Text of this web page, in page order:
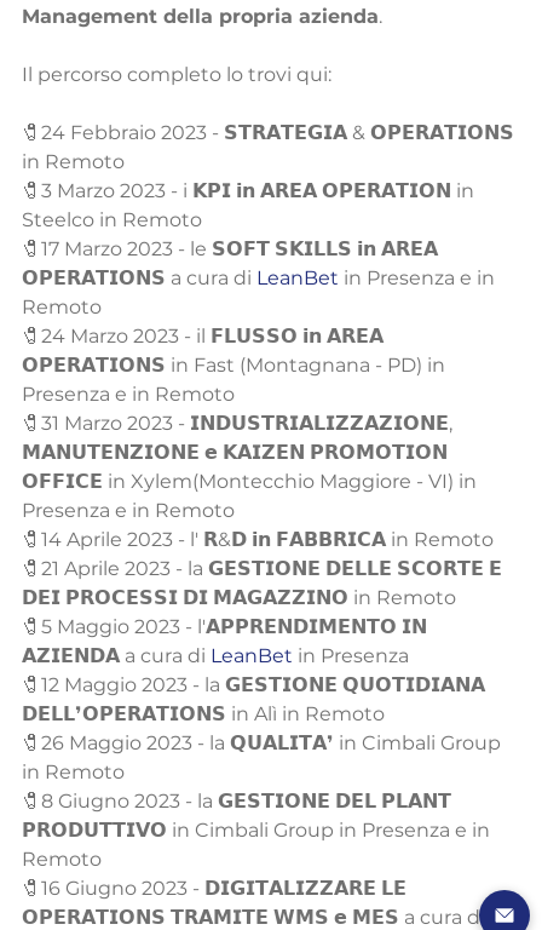
Management della propria azienda.
Il percorso completo lo trovi qui:
🧷24 Febbraio 2023 - 𝗦𝗧𝗥𝗔𝗧𝗘𝗚𝗜𝗔 & 𝗢𝗣𝗘𝗥𝗔𝗧𝗜𝗢𝗡𝗦
in Remoto
🧷3 Marzo 2023 - i 𝗞𝗣𝗜 𝗶𝗻 𝗔𝗥𝗘𝗔 𝗢𝗣𝗘𝗥𝗔𝗧𝗜𝗢𝗡 in
Steelco in Remoto
🧷17 Marzo 2023 - le 𝗦𝗢𝗙𝗧 𝗦𝗞𝗜𝗟𝗟𝗦 𝗶𝗻 𝗔𝗥𝗘𝗔
𝗢𝗣𝗘𝗥𝗔𝗧𝗜𝗢𝗡𝗦 a cura di LeanBet in Presenza e in
Remoto
🧷24 Marzo 2023 - il 𝗙𝗟𝗨𝗦𝗦𝗢 𝗶𝗻 𝗔𝗥𝗘𝗔
𝗢𝗣𝗘𝗥𝗔𝗧𝗜𝗢𝗡𝗦 in Fast (Montagnana - PD) in
Presenza e in Remoto
🧷31 Marzo 2023 - 𝗜𝗡𝗗𝗨𝗦𝗧𝗥𝗜𝗔𝗟𝗜𝗭𝗭𝗔𝗭𝗜𝗢𝗡𝗘,
𝗠𝗔𝗡𝗨𝗧𝗘𝗡𝗭𝗜𝗢𝗡𝗘 𝗲 𝗞𝗔𝗜𝗭𝗘𝗡 𝗣𝗥𝗢𝗠𝗢𝗧𝗜𝗢𝗡
𝗢𝗙𝗙𝗜𝗖𝗘 in Xylem(Montecchio Maggiore - VI) in
Presenza e in Remoto
🧷14 Aprile 2023 - l' 𝗥&𝗗 𝗶𝗻 𝗙𝗔𝗕𝗕𝗥𝗜𝗖𝗔 in Remoto
🧷21 Aprile 2023 - la 𝗚𝗘𝗦𝗧𝗜𝗢𝗡𝗘 𝗗𝗘𝗟𝗟𝗘 𝗦𝗖𝗢𝗥𝗧𝗘 𝗘
𝗗𝗘𝗜 𝗣𝗥𝗢𝗖𝗘𝗦𝗦𝗜 𝗗𝗜 𝗠𝗔𝗚𝗔𝗭𝗭𝗜𝗡𝗢 in Remoto
🧷5 Maggio 2023 - l'𝗔𝗣𝗣𝗥𝗘𝗡𝗗𝗜𝗠𝗘𝗡𝗧𝗢 𝗜𝗡
𝗔𝗭𝗜𝗘𝗡𝗗𝗔 a cura di LeanBet in Presenza
🧷12 Maggio 2023 - la 𝗚𝗘𝗦𝗧𝗜𝗢𝗡𝗘 𝗤𝗨𝗢𝗧𝗜𝗗𝗜𝗔𝗡𝗔
𝗗𝗘𝗟𝗟❜𝗢𝗣𝗘𝗥𝗔𝗧𝗜𝗢𝗡𝗦 in Alì in Remoto
🧷26 Maggio 2023 - la 𝗤𝗨𝗔𝗟𝗜𝗧𝗔❜ in Cimbali Group
in Remoto
🧷8 Giugno 2023 - la 𝗚𝗘𝗦𝗧𝗜𝗢𝗡𝗘 𝗗𝗘𝗟 𝗣𝗟𝗔𝗡𝗧
𝗣𝗥𝗢𝗗𝗨𝗧𝗧𝗜𝗩𝗢 in Cimbali Group in Presenza e in
Remoto
🧷16 Giugno 2023 - 𝗗𝗜𝗚𝗜𝗧𝗔𝗟𝗜𝗭𝗭𝗔𝗥𝗘 𝗟𝗘
𝗢𝗣𝗘𝗥𝗔𝗧𝗜𝗢𝗡𝗦 𝗧𝗥𝗔𝗠𝗜𝗧𝗘 𝗪𝗠𝗦 𝗲 𝗠𝗘𝗦 a cura di